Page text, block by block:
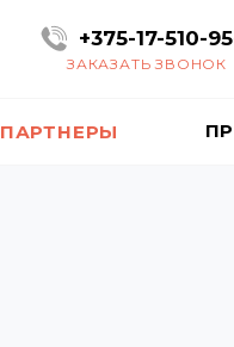
+375-17-510-
ЗАКАЗАТЬ ЗВОНОК
ПАРТНЕРЫ